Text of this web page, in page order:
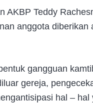
AKBP Teddy
anggota diberikan
gangguan
gereja,
hal – hal